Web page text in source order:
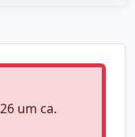
um ca.